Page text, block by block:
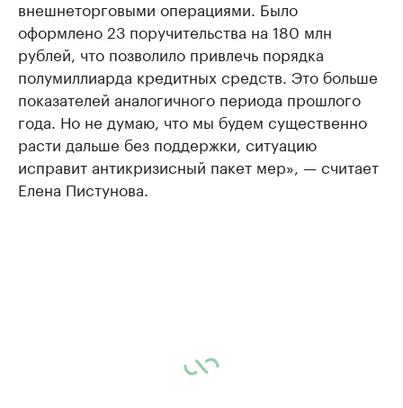
внешнеторговыми операциями. Было
оформлено 23 поручительства на 180 млн
рублей, что позволило привлечь порядка
полумиллиарда кредитных средств. Это больше
показателей аналогичного периода прошлого
года. Но не думаю, что мы будем существенно
расти дальше без поддержки, ситуацию
исправит антикризисный пакет мер», — считает
Елена Пистунова.